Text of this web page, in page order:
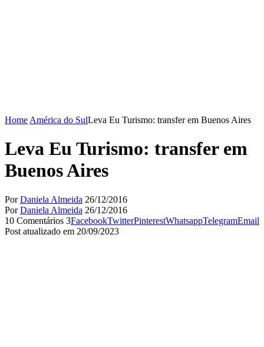
Home América do SulLeva Eu Turismo: transfer em Buenos Aires
Leva Eu Turismo: transfer em
Buenos Aires
PorDaniela Almeida 26/12/2016
PorDaniela Almeida 26/12/2016
10 Comentários 3FacebookTwitterPinterestWhatsappTelegramEmail
Post atualizado em 20/09/2023